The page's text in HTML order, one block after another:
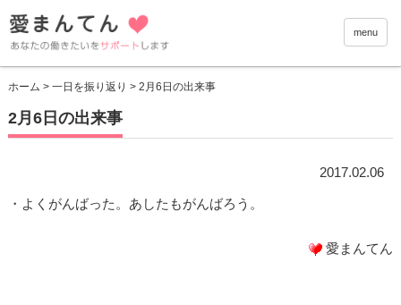
愛まん
menu
ホーム > 一日を振り返り > 2月6日の出来事
2月6日の出来事
2017.02.06
・よくがんばった。あしたもがんばろう。
愛まんてん